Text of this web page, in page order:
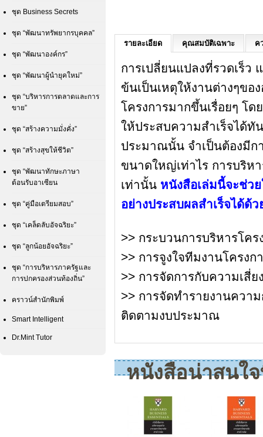
ชุด Business Secrets
ชุด “พัฒนาทรัพยากรบุคคล”
ชุด “พัฒนาองค์กร”
ชุด “พัฒนาผู้นำยุคใหม่”
ชุด “บริหารการตลาดและการ
ขาย”
ชุด “สร้างความมั่งคั่ง”
ชุด “สร้างสุขให้ชีวิต”
ชุด “พัฒนาทักษะภาษา
ต้อนรับอาเซียน
ชุด “คู่มือเตรียมสอบ”
ชุด “เคล็ดลับอัจฉริยะ”
ชุด “ลูกน้อยอัจฉริยะ”
ชุด “การบริหารภาครัฐและ
การปกครองส่วนท้องถิ่น”
คราวน์สำนักพิมพ์
Smart Intelligent
Dr.Mint Tutor
รายละเอียด คุณสมบัติเฉพาะ ค
การเปลี่ยนแปลงที่รวดเร็ว
ข้นเป็นเหตุให้งานต่างๆขอ
โครงการมากขึ้นเรื่อยๆ โ
ให้ประสบความสำเร็จได้ทั
ประมาณนั้น จำเป็นต้องมีก
ขนาดใหญ่เท่าไร การบริห
เท่านั้น หนังสือเล่มนี้จะช่ว
อย่างประสบผลสำเร็จได้ด้
>> กระบวนการบริหารโคร
>> การจูงใจทีมงานโครงก
>> การจัดการกับความเสี่
>> การจัดทำรายงานควา
ติดตามงบประมาณ
หนังสือน่าสนใจ